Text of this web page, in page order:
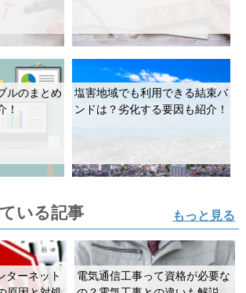
ルのまとめ
！
塩害地域でも利用できる結束バ
ンドは？劣化する要因も紹介！
いる記事 もっと見る
ターネット
電気通信工事って資格が必要な